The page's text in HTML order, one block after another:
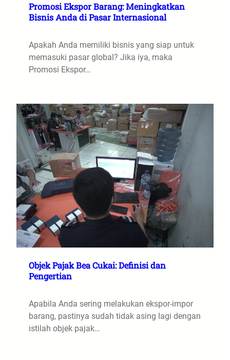
Promosi Ekspor Barang: Meningkatkan
Bisnis Anda di Pasar Internasional
Apakah Anda memiliki bisnis yang siap untuk
memasuki pasar global? Jika iya, maka
Promosi Ekspor…
Objek Pajak Bea Cukai: Definisi dan
Pengertian
Apabila Anda sering melakukan ekspor-impor
barang, pastinya sudah tidak asing lagi dengan
istilah objek pajak…